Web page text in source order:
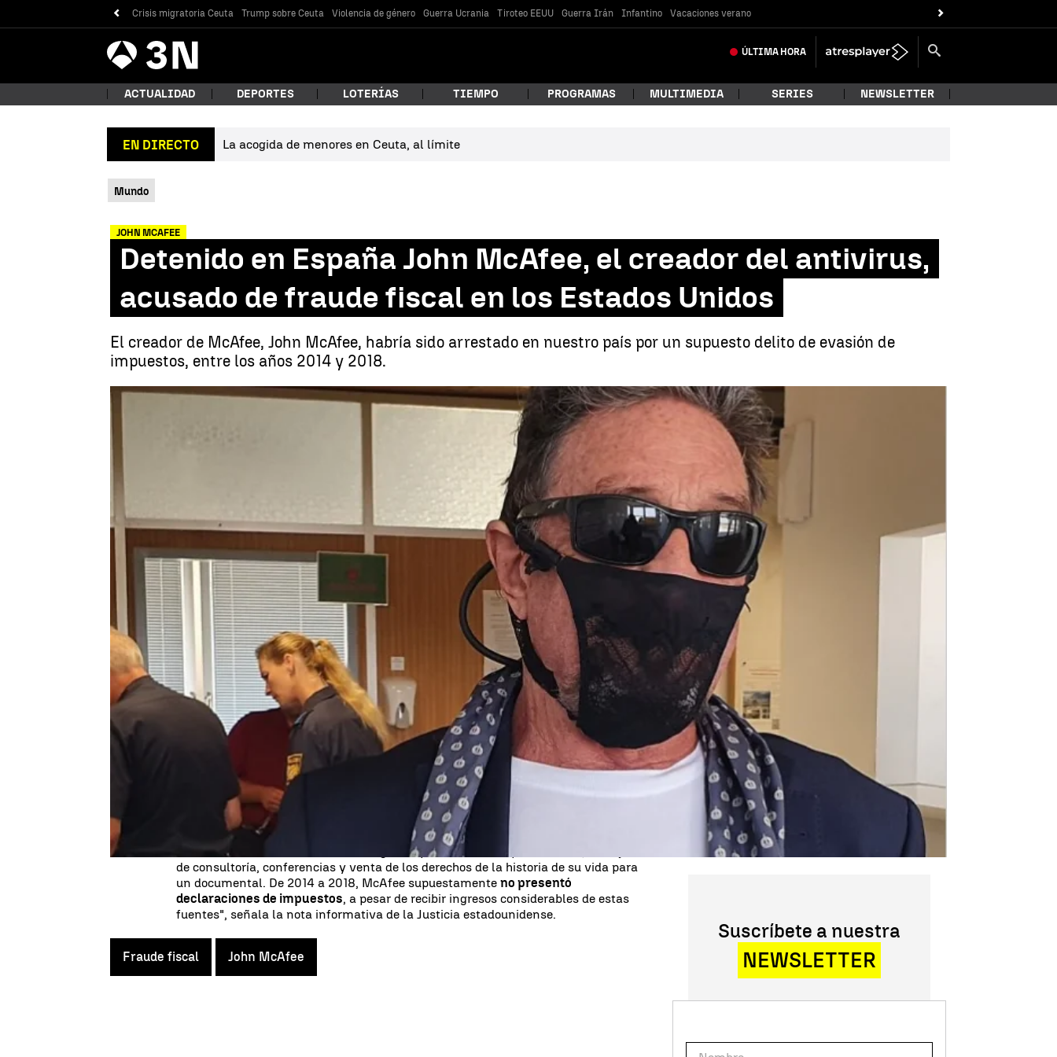
Crisis migratoria Ceuta Trump sobre Ceuta Violencia de género Guerra Ucrania Tiroteo EEUU Guerra Irán Infantino Vacaciones verano
Antena
3 Noticias ÚLTIMA HORA
ACTUALIDAD DEPORTES LOTERÍAS TIEMPO PROGRAMAS MULTIMEDIA SERIES NEWSLETTER
EN DIRECTO La acogida de menores en Ceuta, al límite
Mundo
JOHN MCAFEE
Detenido en España John McAfee, el creador del antivirus,
acusado de fraude fiscal en los Estados Unidos
El creador de McAfee, John McAfee, habría sido arrestado en nuestro país por un supuesto delito de evasión de
impuestos, entre los años 2014 y 2018.
Detenido en España John McAfee, el creador del antivirus, acusado de fraude fiscal en los Estados Unidos |
Antena 3 Noticias
Actualizado: 06 de octubre de 2020, 15:02
Publicado:06 de octubre de 2020, 08:48
WhatsappFacebook Linkedin
creador del antivirus McAfee, JohnMcAfee,
ha sido detenido en España
acusado defraude fiscalen los Estados Unidos. Según el departamento de
justicia estadounidense, el magnate de la tecnología habría sido arrestado en
nuestro país por un supuesto delito de evasión de impuestos, entre los años
Ni las autoridades americanas, ni las españolas han dado información de dónde
estaría arrestado a la espera de la extradición a los Estados Unidos.
"John McAfee obtuvo millones en ingresos promoviendo criptomonedas, trabajos
de consultoría, conferencias y venta de los derechos de la historia de su vida para
un documental. De 2014 a 2018, McAfee supuestamenteno presentó
declaraciones de impuestos, a pesar de recibir ingresos considerables de estas
fuentes", señala la nota informativa de la Justicia estadounidense.
Fraude fiscal John McAfee
Suscríbete a nuestra
NEWSLETTER